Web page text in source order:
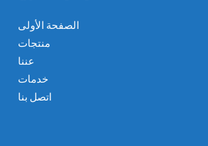
الصفحة الأولى
منتجات
عننا
خدمات
اتصل بنا